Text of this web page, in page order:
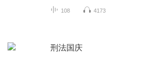
108 4173
刑法国庆